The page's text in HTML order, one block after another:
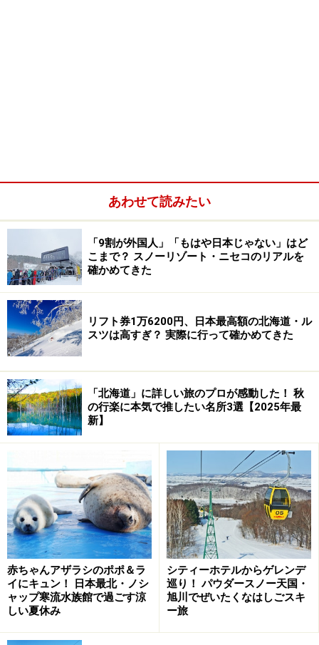
あわせて読みたい
「9割が外国人」「もはや日本じゃない」はど
こまで？ スノーリゾート・ニセコのリアルを
確かめてきた
リフト券1万6200円、日本最高額の北海道・ル
スツは高すぎ？ 実際に行って確かめてきた
「北海道」に詳しい旅のプロが感動した！ 秋
の行楽に本気で推したい名所3選【2025年最
新】
赤ちゃんアザラシのポポ＆ラ
イにキュン！ 日本最北・ノシ
ャップ寒流水族館で過ごす涼
しい夏休み
シティーホテルからゲレンデ
巡り！ パウダースノー天国・
旭川でぜいたくなはしごスキ
ー旅